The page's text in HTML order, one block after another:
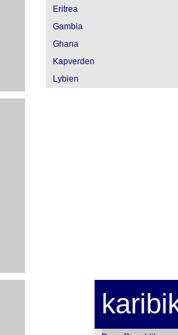
Eritrea
Gambia
Ghana
Kapverden
Lybien